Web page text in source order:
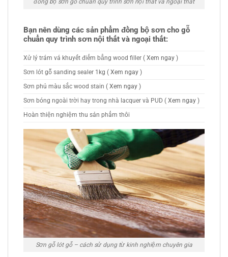
đồng bộ sơn gỗ chuẩn quy trình sơn nội thất và ngoại thất
Bạn nên dùng các sản phẩm đồng bộ sơn cho gỗ
chuẩn quy trình sơn nội thất và ngoại thất:
Xử lý trám vá khuyết điểm bẳng wood filler ( Xem ngay )
Sơn lót gỗ sanding sealer 1kg ( Xem ngay )
Sơn phủ màu sắc wood stain ( Xem ngay )
Sơn bóng ngoài trời hay trong nhà lacquer và PUD ( Xem ngay )
Hoàn thiện nghiệm thu sản phẩm thôi
Sơn gỗ lót gỗ – cách sử dụng từ kinh nghiệm chuyên gia